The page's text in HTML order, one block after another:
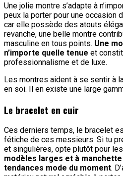
Une jolie montre s’adapte à
peux la porter pour une occasion
car elle possède des atouts
revanche, une belle montre
masculine en tous points. Une
n’importe quelle tenue et
professionnalisme et de luxe.
Les montres aident à se sentir à
en soi. Il en existe une large
Le bracelet en cuir
Ces derniers temps, le bracelet
fétiche de ces messieurs. Si tu
et singulières, opte plutôt pour
modèles larges et à
tendances mode du moment.